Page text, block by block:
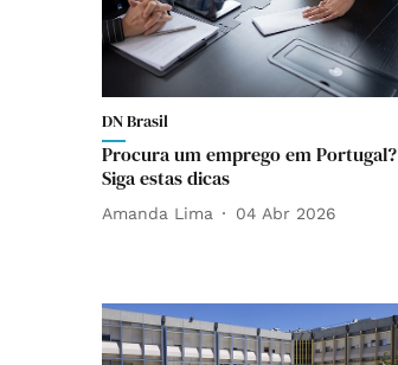
DN Brasil
Procura um emprego em Portugal?
Siga estas dicas
Amanda Lima 04 Abr 2026